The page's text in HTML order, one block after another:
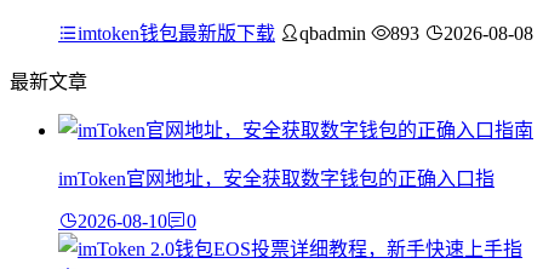
imtoken钱包最新版下载 qbadmin 893 2026-08-08
最新文章
imToken官网地址，安全获取数字钱包的正确入口指
2026-08-10 0